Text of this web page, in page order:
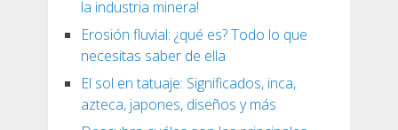
la industria minera!
Erosión fluvial: ¿qué es? Todo lo que
necesitas saber de ella
El sol en tatuaje: Significados, inca,
azteca, japones, diseños y más